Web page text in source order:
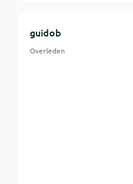
guidob
Overleden